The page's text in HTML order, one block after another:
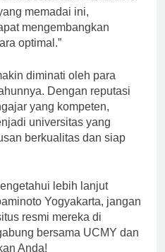
Sosial dan Humaniora
memadai ini,
mengembangkan
diminati oleh para
Dengan reputasi
yang kompeten,
universitas yang
berkualitas dan siap
lebih lanjut
Yogyakarta, jangan
resmi mereka di
bersama UCMY dan